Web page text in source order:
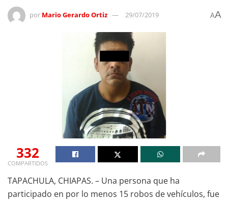
por Mario Gerardo Ortiz 29/07/2019 AA
332
COMPARTIDOS
TAPACHULA, CHIAPAS. – Una persona que ha
participado en por lo menos 15 robos de vehículos, fue